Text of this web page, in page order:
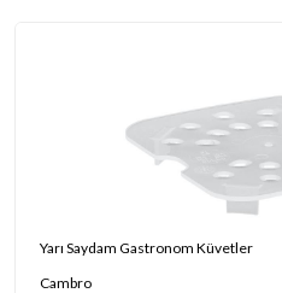
Yarı Saydam Gastronom Küvetler
Cambro